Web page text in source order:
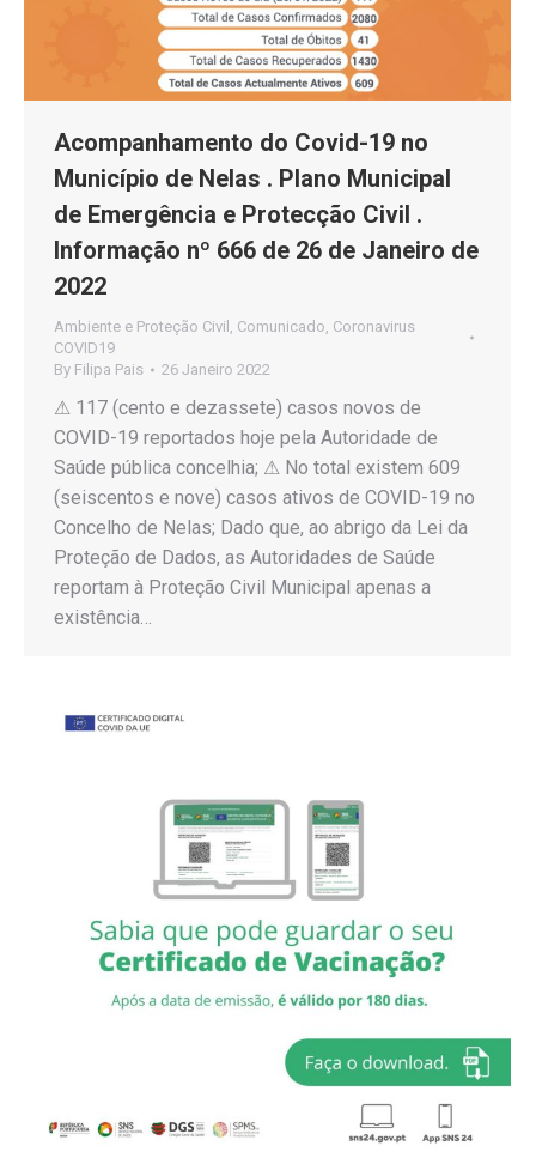
Acompanhamento do Covid-19 no
Município de Nelas . Plano Municipal
de Emergência e Protecção Civil .
Informação nº 666 de 26 de Janeiro de
2022
Ambiente e Proteção Civil Comunicado Coronavirus
COVID19
By Filipa Pais 26 Janeiro 2022
⚠ 117 (cento e dezassete) casos novos de
COVID-19 reportados hoje pela Autoridade de
Saúde pública concelhia; ⚠ No total existem 609
(seiscentos e nove) casos ativos de COVID-19 no
Concelho de Nelas; Dado que, ao abrigo da Lei da
Proteção de Dados, as Autoridades de Saúde
reportam à Proteção Civil Municipal apenas a
existência…